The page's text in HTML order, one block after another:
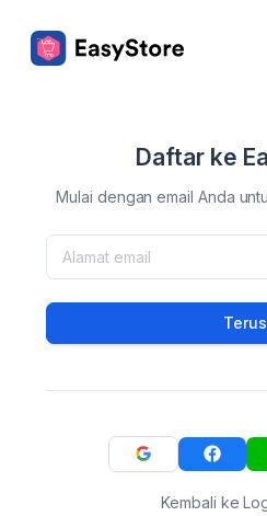
Daftar ke
Mulai dengan email Anda
Terus
Kembali ke